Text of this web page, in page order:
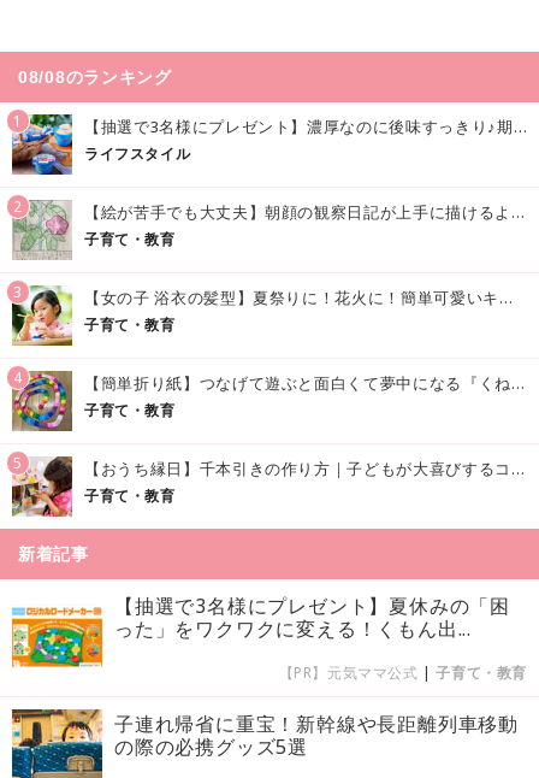
08/08のランキング
1 【抽選で3名様にプレゼント】濃厚なのに後味すっきり♪期間限定の「メイトーのなめらかプリン カルピス®入りソース」で夏を味わおう！
ライフスタイル
2 【絵が苦手でも大丈夫】朝顔の観察日記が上手に描けるようになる方法｜イラスト付き
子育て・教育
3 【女の子 浴衣の髪型】夏祭りに！花火に！簡単可愛いキッズの浴衣ヘアアレンジまとめ
子育て・教育
4 【簡単折り紙】つなげて遊ぶと面白くて夢中になる『くねくねへびさんの作り方』
子育て・教育
5 【おうち縁日】千本引きの作り方｜子どもが大喜びするコツやアイデア♪
子育て・教育
新着記事
【抽選で3名様にプレゼント】夏休みの「困
った」をワクワクに変える！くもん出...
【PR】元気ママ公式 |子育て・教育
子連れ帰省に重宝！新幹線や長距離列車移動
の際の必携グッズ5選